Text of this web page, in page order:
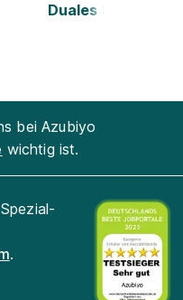
Duales Studium
bei Azubiyo
wichtig ist.
.